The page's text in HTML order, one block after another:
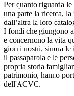
Per quanto riguarda
una parte la ricerca, la
dall’altra la loro
I fondi che giungono
e concernono la vita
giorni nostri; sinora le
il passaparola e le
propria storia
patrimonio, hanno
dell'ACVC.